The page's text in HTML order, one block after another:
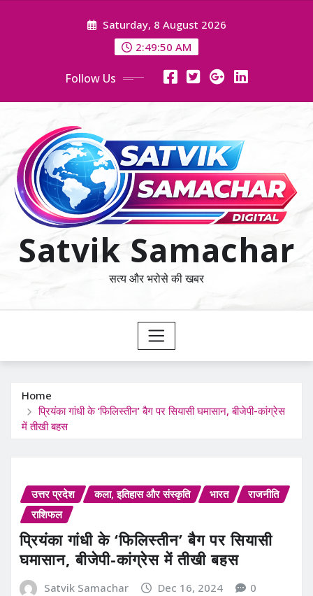
Saturday, 8 August 2026
2:49:51 AM
Follow Us
Satvik Samachar
सत्य और भरोसे की खबर
Home
प्रियंका गांधी के ‘फिलिस्तीन’ बैग पर सियासी घमासान, बीजेपी-कांग्रेस
में तीखी बहस
उत्तर प्रदेश कला, इतिहास और संस्कृति भारत
राजनीति
राशिफल
प्रियंका गांधी के ‘फिलिस्तीन’ बैग पर सियासी
घमासान, बीजेपी-कांग्रेस में तीखी बहस
Satvik Samachar Dec 16, 2024 0